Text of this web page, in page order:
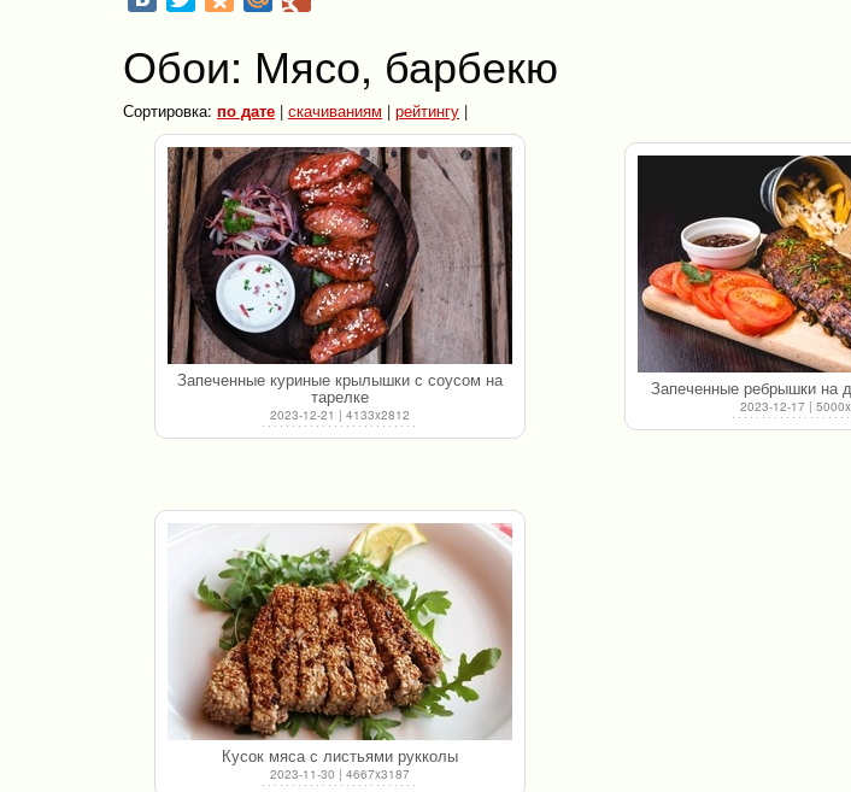
Обои: Мясо, барбекю
Сортировка: по дате | скачиваниям | рейтингу |
Запеченные куриные крылышки с соусом на
тарелке
2023-12-21 | 4133x2812
Запеченные ребрышки на
2023-12-17 |
Кусок мяса с листьями рукколы
2023-11-30 | 4667x3187